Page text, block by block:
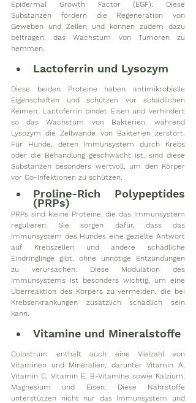
Epidermal Growth Factor (EGF). Diese
Substanzen fördern die Regeneration von
Geweben und Zellen und können zudem dazu
beitragen, das Wachstum von Tumoren zu
hemmen.
Lactoferrin und Lysozym
Diese beiden Proteine haben antimikrobielle
Eigenschaften und schützen vor schädlichen
Keimen. Lactoferrin bindet Eisen und verhindert
so das Wachstum von Bakterien, während
Lysozym die Zellwände von Bakterien zerstört.
Für Hunde, deren Immunsystem durch Krebs
oder die Behandlung geschwächt ist, sind diese
Substanzen besonders wertvoll, um den Körper
vor Co-Infektionen zu schützen.
Proline-Rich Polypeptides
(PRPs)
PRPs sind kleine Proteine, die das Immunsystem
regulieren. Sie sorgen dafür, dass das
Immunsystem des Hundes eine gezielte Antwort
auf Krebszellen und andere schädliche
Eindringlinge gibt, ohne unnötige Entzündungen
zu verursachen. Diese Modulation des
Immunsystems ist besonders wichtig, um eine
Überreaktion des Körpers zu vermeiden, die bei
Krebserkrankungen zusätzlich schädlich sein
kann.
Vitamine und Mineralstoffe
Colostrum enthält auch eine Vielzahl von
Vitaminen und Mineralien, darunter Vitamin A,
Vitamin C, Vitamin E, B-Vitamine sowie Kalzium,
Magnesium und Eisen. Diese Nährstoffe
unterstützen nicht nur das Immunsystem und